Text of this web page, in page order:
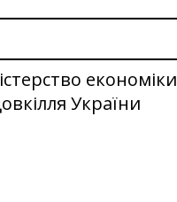
економіки
України